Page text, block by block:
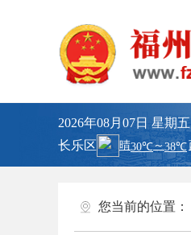
2026年08月07日 星期五
长乐区
您当前的位置：